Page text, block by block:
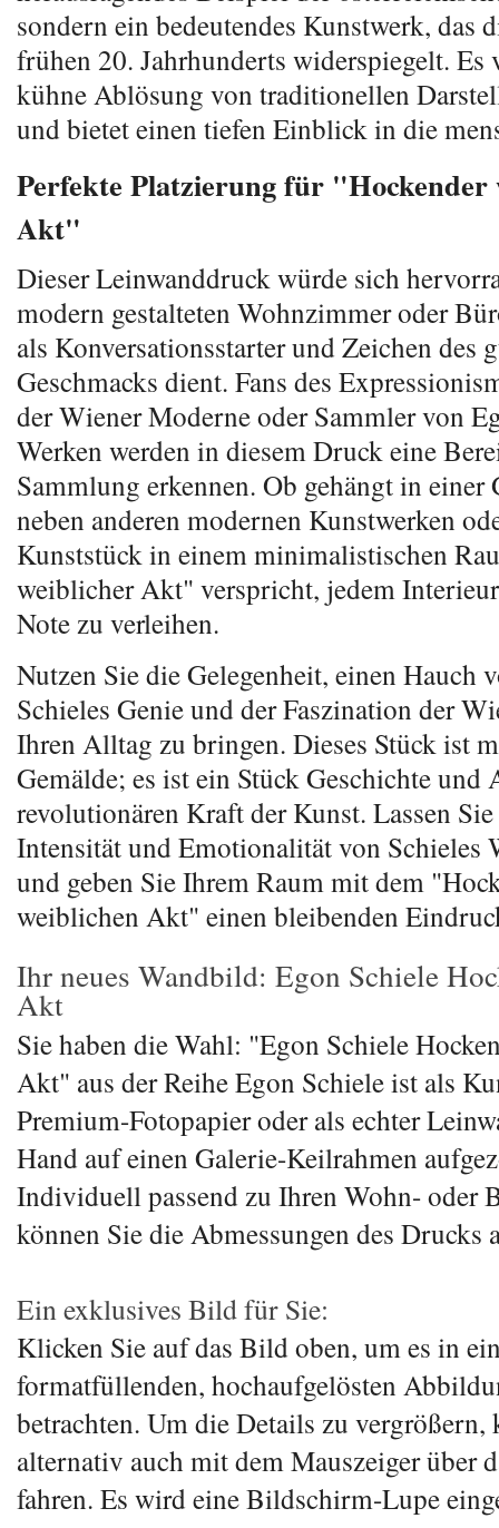
sondern ein bedeutendes Kunstwerk, das
frühen 20. Jahrhunderts widerspiegelt. Es
kühne Ablösung von traditionellen
und bietet einen tiefen Einblick in die
Perfekte Platzierung für "Hockender
Akt"
Dieser Leinwanddruck würde sich
modern gestalteten Wohnzimmer oder
als Konversationsstarter und Zeichen des
Geschmacks dient. Fans des
der Wiener Moderne oder Sammler von
Werken werden in diesem Druck eine
Sammlung erkennen. Ob gehängt in einer
neben anderen modernen Kunstwerken
Kunststück in einem minimalistischen
weiblicher Akt" verspricht, jedem
Note zu verleihen.
Nutzen Sie die Gelegenheit, einen Hauch
Schieles Genie und der Faszination der
Ihren Alltag zu bringen. Dieses Stück ist
Gemälde; es ist ein Stück Geschichte und
revolutionären Kraft der Kunst. Lassen
Intensität und Emotionalität von Schieles
und geben Sie Ihrem Raum mit dem
weiblichen Akt" einen bleibenden
Ihr neues Wandbild: Egon Schiele
Akt
Sie haben die Wahl: "Egon Schiele
Akt" aus der Reihe Egon Schiele ist als
Premium-Fotopapier oder als echter
Hand auf einen Galerie-Keilrahmen
Individuell passend zu Ihren Wohn- oder
können Sie die Abmessungen des Drucks
Ein exklusives Bild für Sie:
Klicken Sie auf das Bild oben, um es in
formatfüllenden, hochaufgelösten
betrachten. Um die Details zu vergrößern,
alternativ auch mit dem Mauszeiger über
fahren. Es wird eine Bildschirm-Lupe